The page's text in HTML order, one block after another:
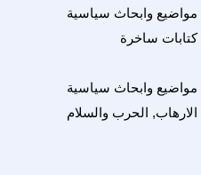
مواضيع وابحاث سياسية
كتابات ساخرة
مواضيع وابحاث سياسية
الارهاب, الحرب والسلام